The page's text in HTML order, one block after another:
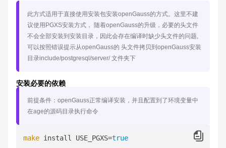
此方式适用于直接使用安装包安装openGauss的方式。这里不建
议使用PGXS安装方式， 随着openGauss的升级，必要的头文件
不会全部安装到安装目录，因此会存在编译时缺少头文件的问题,
可以按照错误提示从openGauss的 头文件拷贝到openGauss安装
目录include/postgresql/server/ 文件夹下
安装必要的依赖
前提条件：openGauss正常编译安装，并且配置到了环境变量中
在age的源码目录执行命令
make install USE_PGXS=true